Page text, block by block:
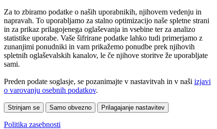
Za to zbiramo podatke o naših uporabnikih, njihovem vedenju in
napravah. To uporabljamo za stalno optimizacijo naše spletne strani
in za prikaz prilagojenega oglaševanja in vsebine ter za analizo
statistike uporabe. Vaše šifrirane podatke lahko tudi primerjamo z
zunanjimi ponudniki in vam prikažemo ponudbe prek njihovih
spletnih oglaševalskih kanalov, le če njihove storitve že uporabljate
sami.
Preden podate soglasje, se pozanimajte v nastavitvah in v naši izjavi
o varovanju osebnih podatkov.
Strinjam se Samo obvezno Prilagajanje nastavitev
Politika zasebnosti